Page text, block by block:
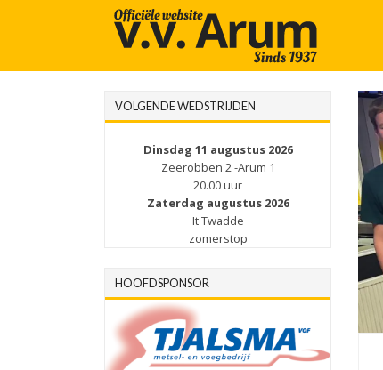
VOLGENDE WEDSTRIJDEN
Dinsdag 11 augustus 2026
Zeerobben 2 -Arum 1
20.00 uur
Zaterdag augustus 2026
It Twadde
zomerstop
HOOFDSPONSOR